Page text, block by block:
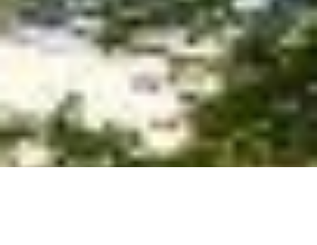
Datenschutz